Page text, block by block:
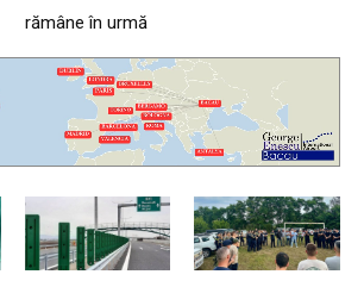
rămâne în urmă